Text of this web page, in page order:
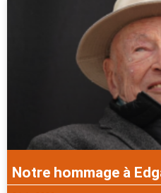
Notre hommage à